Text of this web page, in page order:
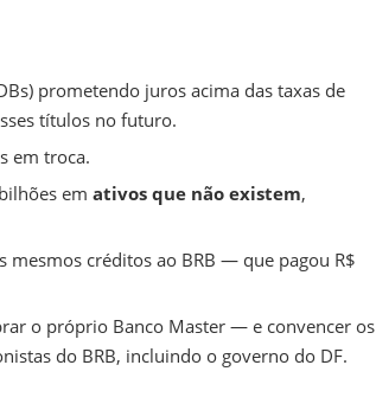
prometendo juros acima das taxas de
títulos no futuro.
em troca.
em ativos que não existem,
mesmos créditos ao BRB — que pagou R$
o próprio Banco Master — e convencer os
do BRB, incluindo o governo do DF.